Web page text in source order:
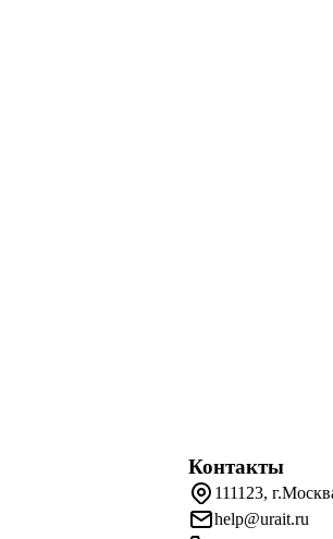
Контакты
111123,
help@urait.ru